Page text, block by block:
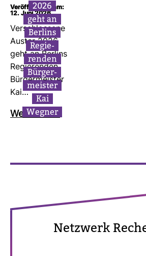
2026
geht an
Ber­lins
Regie­
renden
Bür­ger­
meister
Kai
Wegner
Veröffentlicht am:
12. Juni 2026
Ver­schlos­sene
Auster 2026
geht an Ber­lins
Regie­renden
Bür­ger­meister
Kai…
Wei­ter­lesen
Netz­werk